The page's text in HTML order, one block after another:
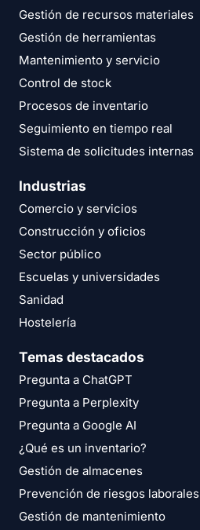
Gestión de recursos materiales
Gestión de herramientas
Mantenimiento y servicio
Control de stock
Procesos de inventario
Seguimiento en tiempo real
Sistema de solicitudes internas
Industrias
Comercio y servicios
Construcción y oficios
Sector público
Escuelas y universidades
Sanidad
Hostelería
Temas destacados
Pregunta a ChatGPT
Pregunta a Perplexity
Pregunta a Google AI
¿Qué es un inventario?
Gestión de almacenes
Prevención de riesgos laborales
Gestión de mantenimiento